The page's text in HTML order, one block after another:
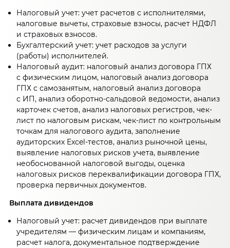
Налоговый учет: учет расчетов с исполнителями,
налоговые вычеты, страховые взносы, расчет НДФЛ
и страховых взносов.
Бухгалтерский учет: учет расходов за услуги
(работы) исполнителей.
Налоговый аудит: налоговый анализ договора ГПХ
с физическим лицом, налоговый анализ договора
ГПХ с самозанятым, налоговый анализ договора
с ИП, анализ оборотно-сальдовой ведомости, анализ
карточек счетов, анализ налоговых регистров, чек-
лист по налоговым рискам, чек-лист по контрольным
точкам для налогового аудита, заполнение
аудиторских Excel-тестов, анализ рыночной цены,
выявление налоговых рисков учета, выявление
необоснованной налоговой выгоды, оценка
налоговых рисков переквалификации договора ГПХ,
проверка первичных документов.
Выплата дивидендов
Налоговый учет: расчет дивидендов при выплате
учредителям — физическим лицам и компаниям,
расчет налога, документальное подтверждение